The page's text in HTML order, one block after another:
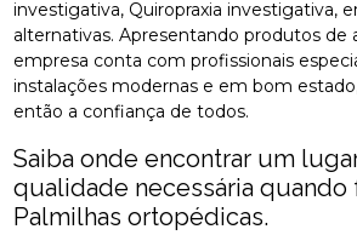
investigativa, Quiropraxia investigativa,
alternativas. Apresentando produtos de
empresa conta com profissionais
instalações modernas e em bom
então a confiança de todos.
Saiba onde encontrar um
qualidade necessária quando
Palmilhas ortopédicas.